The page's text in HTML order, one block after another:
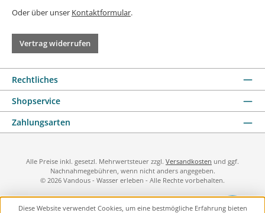
Oder über unser Kontaktformular.
Vertrag widerrufen
Rechtliches
Shopservice
Zahlungsarten
Alle Preise inkl. gesetzl. Mehrwertsteuer zzgl. Versandkosten und ggf.
Nachnahmegebühren, wenn nicht anders angegeben.
© 2026 Vandous - Wasser erleben - Alle Rechte vorbehalten.
Diese Website verwendet Cookies, um eine bestmögliche Erfahrung bieten